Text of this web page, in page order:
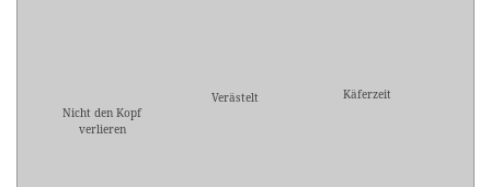
Nicht den Kopf
verlieren
Verästelt Käferzeit